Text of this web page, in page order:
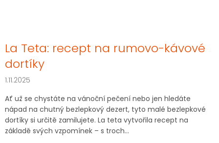
La Teta: recept na rumovo-kávové
dortíky
1.11.2025
Ať už se chystáte na vánoční pečení nebo jen hledáte
nápad na chutný bezlepkový dezert, tyto malé bezlepkové
dortíky si určitě zamilujete. La teta vytvořila recept na
základě svých vzpomínek – s troch...